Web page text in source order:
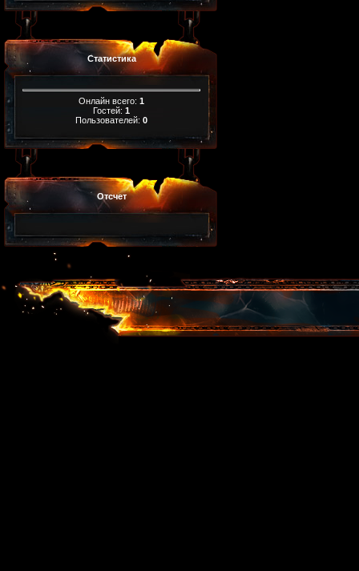
Статистика
Онлайн всего: 1
Гостей: 1
Пользователей: 0
Отсчет